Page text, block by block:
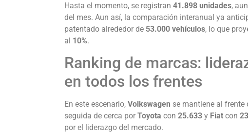
Hasta el momento, se registran 41.898 unidades,
del mes. Aun así, la comparación interanual ya
patentado alrededor de 53.000 vehículos, lo que
al 10%.
Ranking de marcas:
en todos los frentes
En este escenario, Volkswagen se mantiene al frente
seguida de cerca por Toyota con 25.633 y Fiat con
por el liderazgo del mercado.